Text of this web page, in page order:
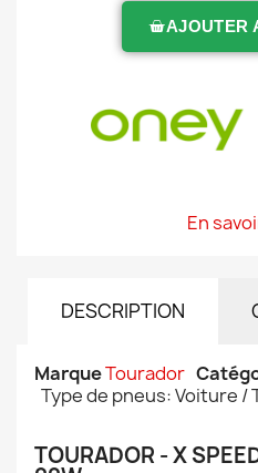
AJOUTER
En
DESCRIPTION
MarqueTourador
Type de pneus: Voiture /
TOURADOR - X